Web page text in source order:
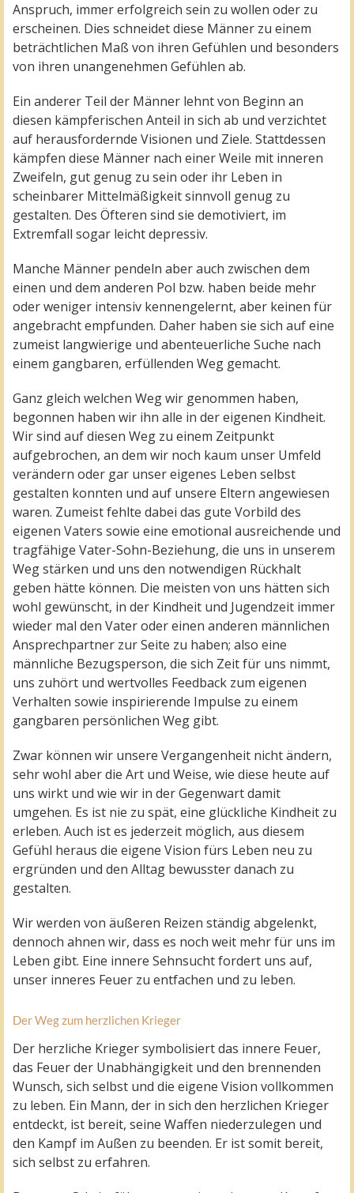
Anspruch, immer erfolgreich sein zu wollen oder zu
erscheinen. Dies schneidet diese Männer zu einem
beträchtlichen Maß von ihren Gefühlen und besonders
von ihren unangenehmen Gefühlen ab.
Ein anderer Teil der Männer lehnt von Beginn an
diesen kämpferischen Anteil in sich ab und verzichtet
auf herausfordernde Visionen und Ziele. Stattdessen
kämpfen diese Männer nach einer Weile mit inneren
Zweifeln, gut genug zu sein oder ihr Leben in
scheinbarer Mittelmäßigkeit sinnvoll genug zu
gestalten. Des Öfteren sind sie demotiviert, im
Extremfall sogar leicht depressiv.
Manche Männer pendeln aber auch zwischen dem
einen und dem anderen Pol bzw. haben beide mehr
oder weniger intensiv kennengelernt, aber keinen für
angebracht empfunden. Daher haben sie sich auf eine
zumeist langwierige und abenteuerliche Suche nach
einem gangbaren, erfüllenden Weg gemacht.
Ganz gleich welchen Weg wir genommen haben,
begonnen haben wir ihn alle in der eigenen Kindheit.
Wir sind auf diesen Weg zu einem Zeitpunkt
aufgebrochen, an dem wir noch kaum unser Umfeld
verändern oder gar unser eigenes Leben selbst
gestalten konnten und auf unsere Eltern angewiesen
waren. Zumeist fehlte dabei das gute Vorbild des
eigenen Vaters sowie eine emotional ausreichende und
tragfähige Vater-Sohn-Beziehung, die uns in unserem
Weg stärken und uns den notwendigen Rückhalt
geben hätte können. Die meisten von uns hätten sich
wohl gewünscht, in der Kindheit und Jugendzeit immer
wieder mal den Vater oder einen anderen männlichen
Ansprechpartner zur Seite zu haben; also eine
männliche Bezugsperson, die sich Zeit für uns nimmt,
uns zuhört und wertvolles Feedback zum eigenen
Verhalten sowie inspirierende Impulse zu einem
gangbaren persönlichen Weg gibt.
Zwar können wir unsere Vergangenheit nicht ändern,
sehr wohl aber die Art und Weise, wie diese heute auf
uns wirkt und wie wir in der Gegenwart damit
umgehen. Es ist nie zu spät, eine glückliche Kindheit zu
erleben. Auch ist es jederzeit möglich, aus diesem
Gefühl heraus die eigene Vision fürs Leben neu zu
ergründen und den Alltag bewusster danach zu
gestalten.
Wir werden von äußeren Reizen ständig abgelenkt,
dennoch ahnen wir, dass es noch weit mehr für uns im
Leben gibt. Eine innere Sehnsucht fordert uns auf,
unser inneres Feuer zu entfachen und zu leben.
Der Weg zum herzlichen Krieger
Der herzliche Krieger symbolisiert das innere Feuer,
das Feuer der Unabhängigkeit und den brennenden
Wunsch, sich selbst und die eigene Vision vollkommen
zu leben. Ein Mann, der in sich den herzlichen Krieger
entdeckt, ist bereit, seine Waffen niederzulegen und
den Kampf im Außen zu beenden. Er ist somit bereit,
sich selbst zu erfahren.